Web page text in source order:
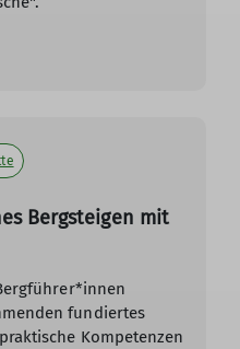
Bergsteigen mit
fundiertes
Kompetenzen